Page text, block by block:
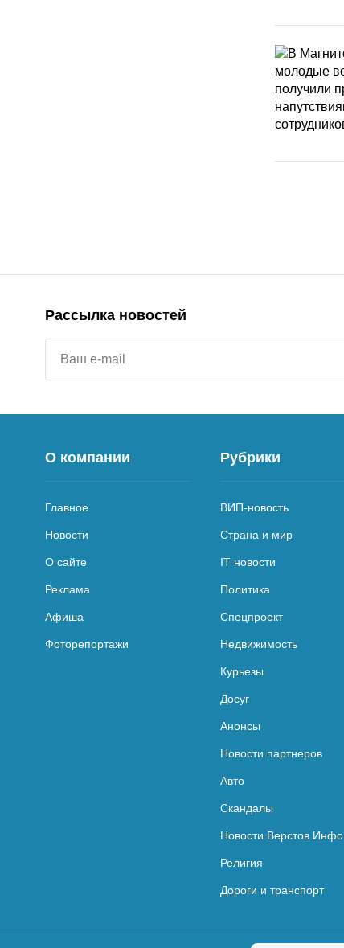
Рассылка новостей
О компании
Главное
Новости
О сайте
Реклама
Афиша
Фоторепортажи
Рубрики
ВИП-новость
Страна и мир
IT новости
Политика
Спецпроект
Недвижимость
Курьезы
Досуг
Анонсы
Новости партнеров
Авто
Скандалы
Новости Верстов.Инфо
Религия
Дороги и транспорт